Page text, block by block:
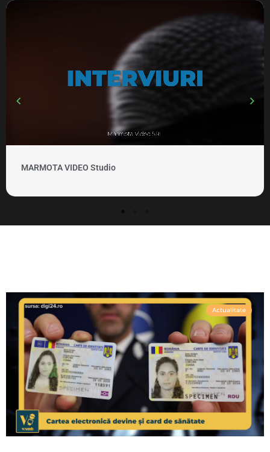
MARMOTA VIDEO Studio
Actualitate